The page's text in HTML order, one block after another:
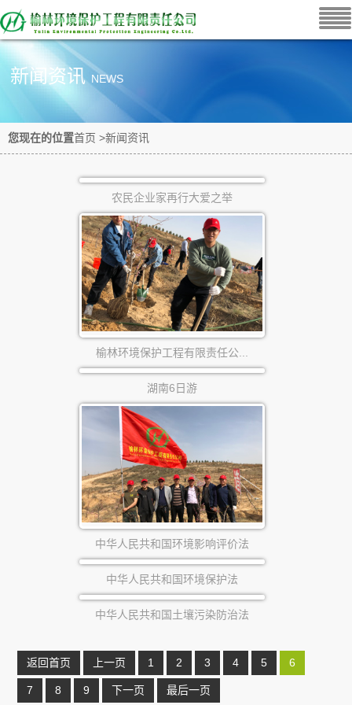
新闻资讯 NEWS
您现在的位置首页 >新闻资讯
农民企业家再行大爱之举
榆林环境保护工程有限责任公...
湖南6日游
中华人民共和国环境影响评价法
中华人民共和国环境保护法
中华人民共和国土壤污染防治法
返回首页 上一页 1 2 3 4 5 6
7 8 9 下一页 最后一页